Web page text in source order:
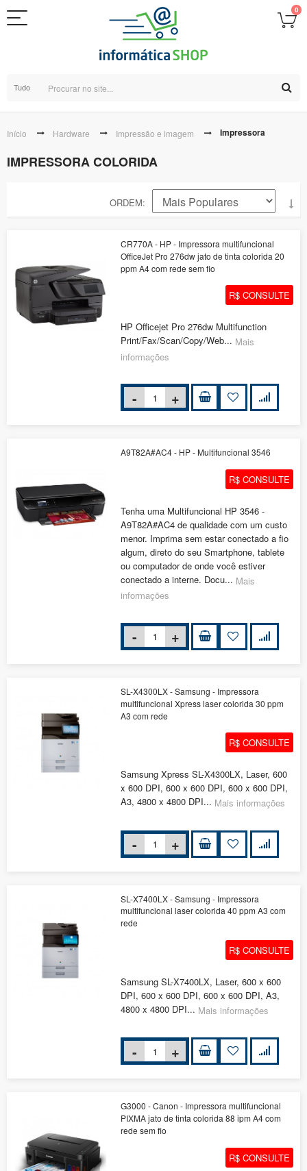
0
Tudo
Início Hardware Impressão e imagem Impressora
IMPRESSORA COLORIDA
ORDEM
CR770A - HP - Impressora multifuncional
OfficeJet Pro 276dw jato de tinta colorida 20
ppm A4 com rede sem fio
R$ CONSULTE
HP Officejet Pro 276dw Multifunction
Print/Fax/Scan/Copy/Web... Mais
informações
A9T82A#AC4 - HP - Multifuncional 3546
R$ CONSULTE
Tenha uma Multifuncional HP 3546 -
A9T82A#AC4 de qualidade com um custo
menor. Imprima sem estar conectado a fio
algum, direto do seu Smartphone, tablete
ou computador de onde você estiver
conectado a interne. Docu... Mais
informações
SL-X4300LX - Samsung - Impressora
multifuncional Xpress laser colorida 30 ppm
A3 com rede
R$ CONSULTE
Samsung Xpress SL-X4300LX, Laser, 600
x 600 DPI, 600 x 600 DPI, 600 x 600 DPI,
A3, 4800 x 4800 DPI... Mais informações
SL-X7400LX - Samsung - Impressora
multifuncional laser colorida 40 ppm A3 com
rede
R$ CONSULTE
Samsung SL-X7400LX, Laser, 600 x 600
DPI, 600 x 600 DPI, 600 x 600 DPI, A3,
4800 x 4800 DPI... Mais informações
G3000 - Canon - Impressora multifuncional
PIXMA jato de tinta colorida 88 ipm A4 com
rede sem fio
R$ CONSULTE